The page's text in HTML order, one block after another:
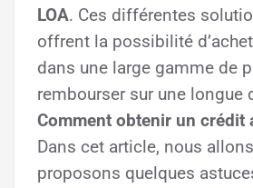
LOA. Ces différentes
offrent la possibilité
dans une large gamme de
rembourser sur une longue
Comment obtenir un crédit
Dans cet article, nous
proposons quelques